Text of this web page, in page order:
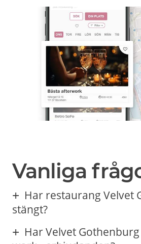
Vanliga
Har restaurang Velvet
stängt?
Har Velvet